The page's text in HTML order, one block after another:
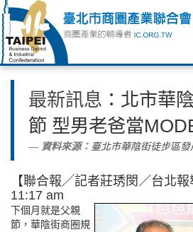
最新訊息 ：北市華
節 型男老爸當
資料來源： 臺北市華陰街徒步區發
【聯合報╱記者莊琇閔／台北
11:17 am
下個月就是父親
節，華陰街商圈規